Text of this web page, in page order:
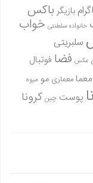
بازیگر باکس
خانواده سلطنتی خواب
سلبریتی
عکس فضا فوتبال
معمامعماری مو میوه
پوست چین کرونا